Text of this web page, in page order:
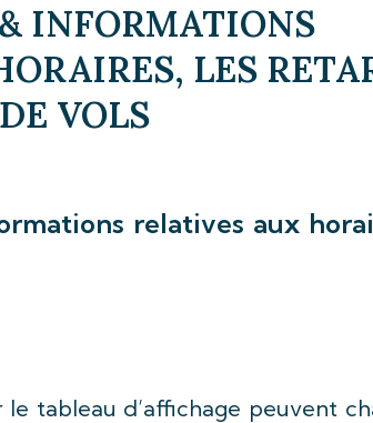
INFORMATIONS
LES
VOLS
relatives aux
le tableau d’affichage peuvent